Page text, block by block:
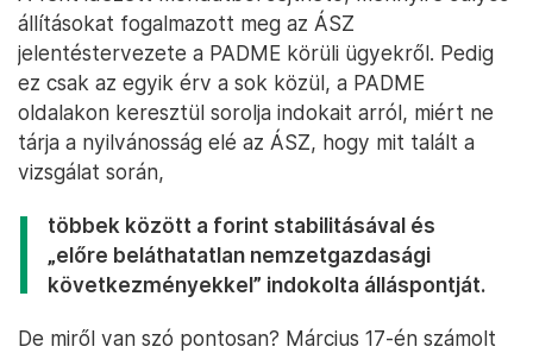
állításokat fogalmazott meg az ÁSZ
jelentéstervezete a PADME körüli ügyekről. Pedig
ez csak az egyik érv a sok közül, a PADME
oldalakon keresztül sorolja indokait arról, miért ne
tárja a nyilvánosság elé az ÁSZ, hogy mit talált a
vizsgálat során,
többek között a forint stabilitásával és
„előre beláthatatlan nemzetgazdasági
következményekkel” indokolta álláspontját.
De miről van szó pontosan? Március 17-én számolt